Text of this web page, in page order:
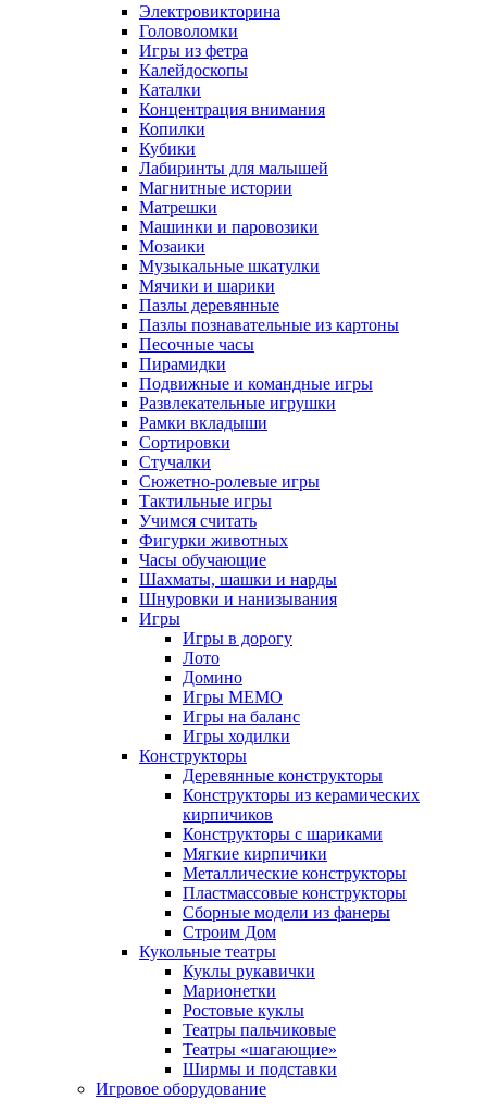
Электровикторина
Головоломки
Игры из фетра
Калейдоскопы
Каталки
Концентрация внимания
Копилки
Кубики
Лабиринты для малышей
Магнитные истории
Матрешки
Машинки и паровозики
Мозаики
Музыкальные шкатулки
Мячики и шарики
Пазлы деревянные
Пазлы познавательные из картоны
Песочные часы
Пирамидки
Подвижные и командные игры
Развлекательные игрушки
Рамки вкладыши
Сортировки
Стучалки
Сюжетно-ролевые игры
Тактильные игры
Учимся считать
Фигурки животных
Часы обучающие
Шахматы, шашки и нарды
Шнуровки и нанизывания
Игры
Игры в дорогу
Лото
Домино
Игры МЕМО
Игры на баланс
Игры ходилки
Конструкторы
Деревянные конструкторы
Конструкторы из керамических
кирпичиков
Конструкторы с шариками
Мягкие кирпичики
Металлические конструкторы
Пластмассовые конструкторы
Сборные модели из фанеры
Строим Дом
Кукольные театры
Куклы рукавички
Марионетки
Ростовые куклы
Театры пальчиковые
Театры «шагающие»
Ширмы и подставки
Игровое оборудование